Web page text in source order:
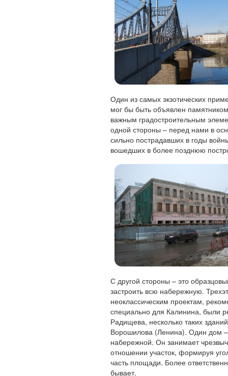
Один из самых экзотических
мог бы быть объявлен
важным градостроительным
одной стороны – перед нами в
сильно пострадавших в годы
вошедших в более позднюю
С другой стороны – это
застроить всю набережную.
неоклассическим проектам,
специально для Калинина, были
Радищева, несколько таких
Ворошилова (Ленина). Один дом
набережной. Он занимает
отношении участок, формируя
часть площади. Более
бывает.